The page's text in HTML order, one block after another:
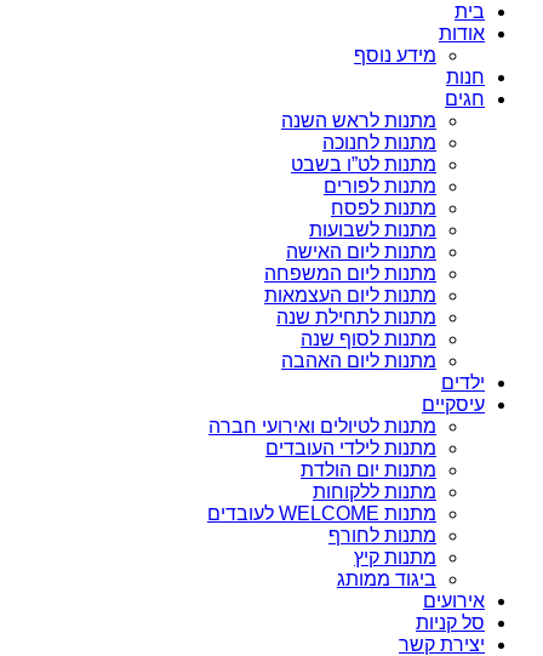
בית
אודות
מידע נוסף
חנות
חגים
מתנות לראש השנה
מתנות לחנוכה
מתנות לט”ו בשבט
מתנות לפורים
מתנות לפסח
מתנות לשבועות
מתנות ליום האישה
מתנות ליום המשפחה
מתנות ליום העצמאות
מתנות לתחילת שנה
מתנות לסוף שנה
מתנות ליום האהבה
ילדים
עיסקיים
מתנות לטיולים ואירועי חברה
מתנות לילדי העובדים
מתנות יום הולדת
מתנות ללקוחות
מתנות WELCOME לעובדים
מתנות לחורף
מתנות קיץ
ביגוד ממותג
אירועים
סל קניות
יצירת קשר